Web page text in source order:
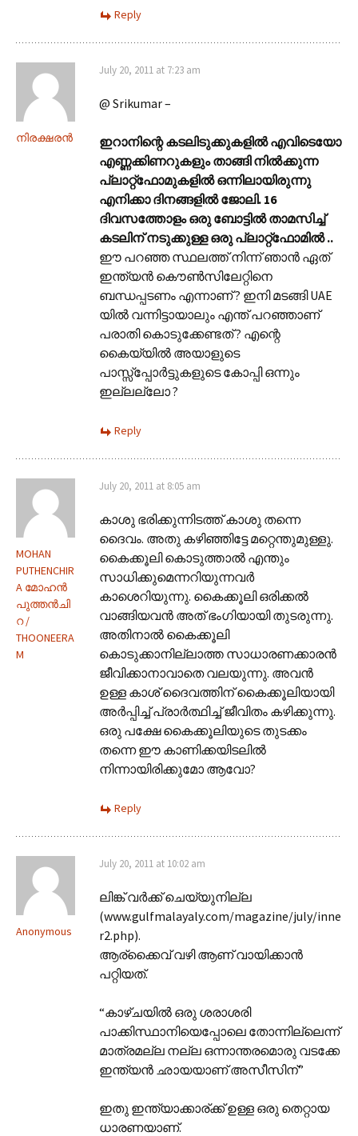
Reply
നിരക്ഷരൻ
July 20, 2011 at 7:23 am
@ Srikumar –
ഇറാനിന്റെ കടലിടുക്കുകളില്‍ എവിടെയോ
എണ്ണക്കിണറുകളും താങ്ങി നില്‍ക്കുന്ന
പ്ലാറ്റ്‌ഫോമുകളില്‍ ഒന്നിലായിരുന്നു
എനിക്കാ ദിനങ്ങളില്‍ ജോലി. 16
ദിവസത്തോളം ഒരു ബോട്ടില്‍ താമസിച്ച്
കടലിന് നടുക്കുള്ള ഒരു പ്ലാറ്റ്‌ഫോമില്‍ ..
ഈ പറഞ്ഞ സ്ഥലത്ത് നിന്ന് ഞാൻ ഏത്
ഇന്ത്യൻ കൌൺസിലേറ്റിനെ
ബന്ധപ്പടണം എന്നാണ് ? ഇനി മടങ്ങി UAE
യിൽ വന്നിട്ടായാലും എന്ത് പറഞ്ഞാണ്
പരാതി കൊടുക്കേണ്ടത് ? എന്റെ
കൈയ്യിൽ അയാളുടെ
പാസ്സ്പ്പോർട്ടുകളുടെ കോപ്പി ഒന്നും
ഇല്ലല്ലോ ?
Reply
MOHAN
PUTHENCHIR
A മോഹന്‍
പുത്തന്‍‌ചി
റ /
THOONEERA
M
July 20, 2011 at 8:05 am
കാശു ഭരിക്കുന്നിടത്ത് കാശു തന്നെ
ദൈവം. അതു കഴിഞ്ഞിട്ടേ മറ്റെന്തുമുള്ളു.
കൈക്കൂലി കൊടുത്താല്‍ എന്തും
സാധിക്കുമെന്നറിയുന്നവര്‍
കാശെറിയുന്നു. കൈക്കൂലി ഒരിക്കല്‍
വാങ്ങിയവന്‍ അത് ഭംഗിയായി തുടരുന്നു.
അതിനാല്‍ കൈക്കൂലി
കൊടുക്കാനില്ലാത്ത സാധാരണക്കാരന്‍
ജീവിക്കാനാവാ‍തെ വലയുന്നു. അവന്‍
ഉള്ള കാശ് ദൈവത്തിന് കൈക്കൂലിയായി
അര്‍പ്പിച്ച് പ്രാര്‍ത്ഥിച്ച് ജീവിതം കഴിക്കുന്നു.
ഒരു പക്ഷേ കൈക്കൂലിയുടെ തുടക്കം
തന്നെ ഈ കാണിക്കയിടലില്‍
നിന്നായിരിക്കുമോ ആവോ?
Reply
Anonymous
July 20, 2011 at 10:02 am
ലിങ്ക് വര്‍ക്ക് ചെയ്യുനില്ല
(www.gulfmalayaly.com/magazine/july/inne
r2.php).
ആര്ക്കൈവ് വഴി ആണ് വായിക്കാന്‍
പറ്റിയത്.
“കാഴ്ചയില്‍ ഒരു ശരാശരി
പാക്കിസ്ഥാനിയെപ്പോലെ തോന്നില്ലെന്ന്
മാത്രമല്ല നല്ല ഒന്നാന്തരമൊരു വടക്കേ
ഇന്ത്യന്‍ ഛായയാണ് അസീസിന്”
ഇതു ഇന്ത്യാക്കാര്ക്ക് ഉള്ള ഒരു തെറ്റായ
ധാരണയാണ്.